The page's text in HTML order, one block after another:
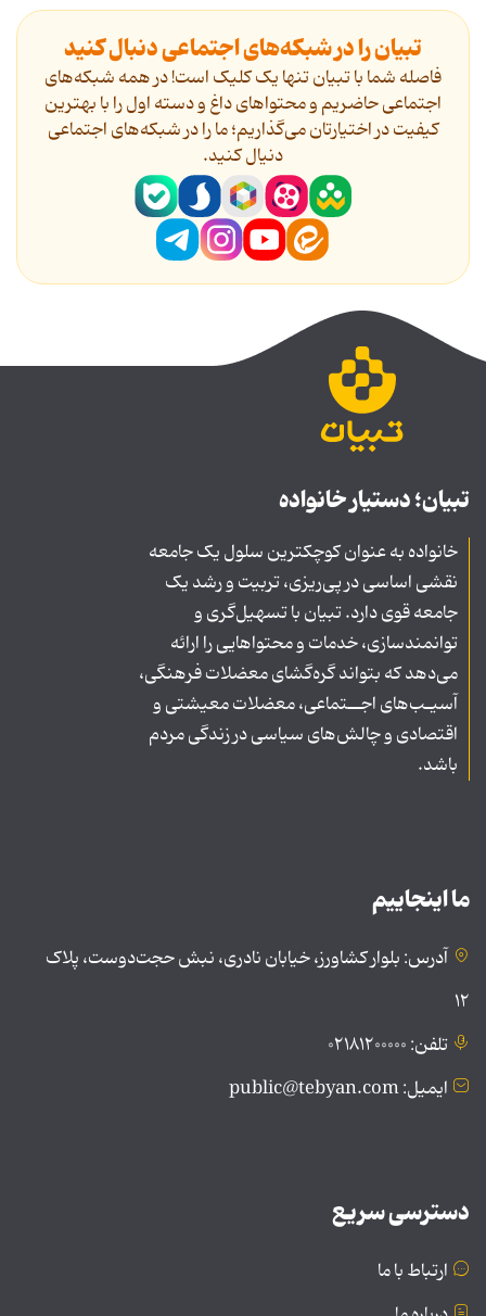
تبیان را در شبکه‌های اجتماعی دنبال کنید
فاصله شما با تبیان تنها یک کلیک است! در همه شبکه‌های
اجتماعی حاضریم و محتواهای داغ و دسته اول را با بهترین
کیفیت در اختیارتان می‌گذاریم؛ ما را در شبکه‌های اجتماعی
دنیال کنید.
تبیان؛ دستیار خانواده
خانواده به عنوان کوچکترین سلول یک جامعه
نقشی اساسی در پی‌ریزی، تربیت و رشد یک
جامعه قوی دارد. تبیان با تسهیل‌گری و
توانمندسازی، خدمات و محتواهایی را ارائه
می‌دهد که بتواند گره‌گشای معضلات فرهنگی،
آسیـب‌های اجــتماعی، معضلات معیشتی و
اقتصادی و چالش‌های سیاسی در زندگی مردم
باشد.
ما اینجاییم
آدرس: بلوار کشاورز، خیابان نادری، نبش حجت‌دوست، پلاک
۱۲
تلفن: ۰۲۱۸۱۲۰۰۰۰۰
ایمیل: public@tebyan.com
دسترسی سریع
ارتباط با ما